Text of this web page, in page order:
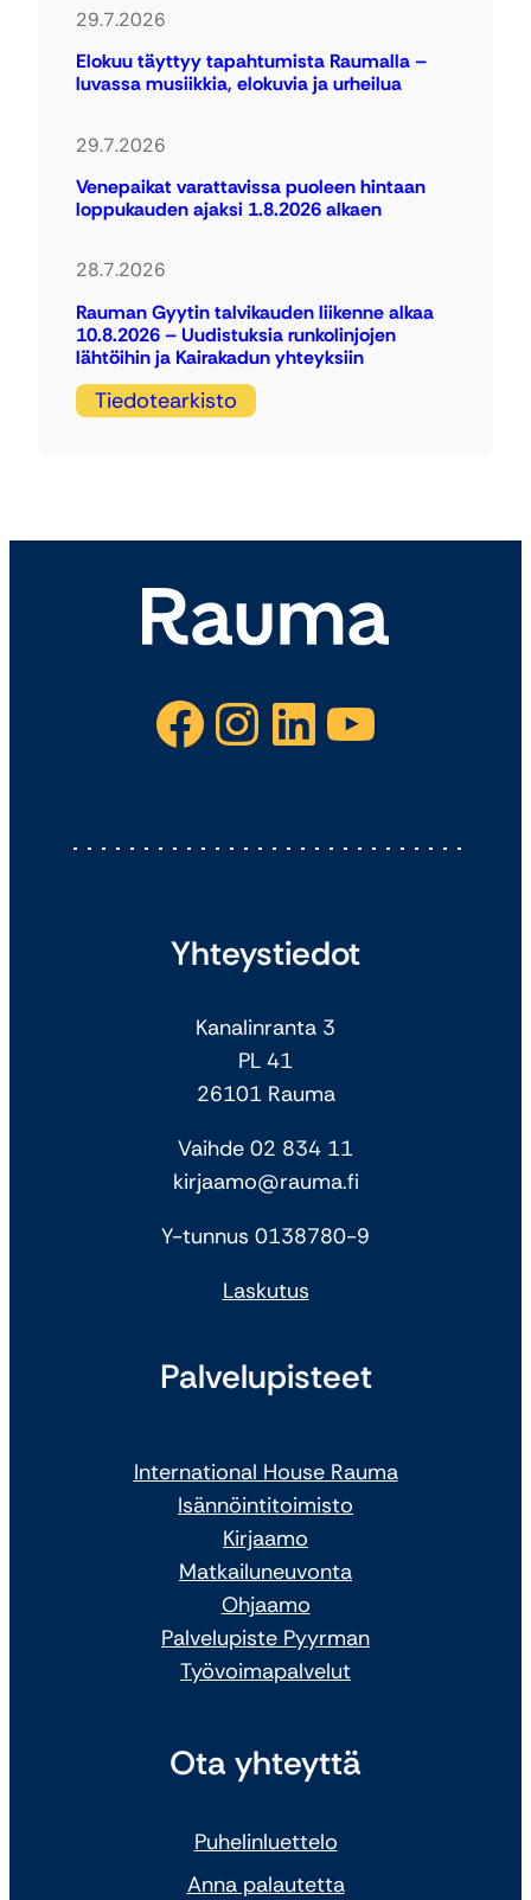
29.7.2026
Elokuu täyttyy tapahtumista Raumalla –
luvassa musiikkia, elokuvia ja urheilua
29.7.2026
Venepaikat varattavissa puoleen hintaan
loppukauden ajaksi 1.8.2026 alkaen
28.7.2026
Rauman Gyytin talvikauden liikenne alkaa
10.8.2026 – Uudistuksia runkolinjojen
lähtöihin ja Kairakadun yhteyksiin
Tiedotearkisto
Facebook Instagram LinkedIn YouTube
Yhteystiedot
Kanalinranta 3
PL 41
26101 Rauma
Vaihde 02 834 11
kirjaamo@rauma.fi
Y-tunnus 0138780-9
Laskutus
Palvelupisteet
International House Rauma
Isännöintitoimisto
Kirjaamo
Matkailuneuvonta
Ohjaamo
Palvelupiste Pyyrman
Työvoimapalvelut
Ota yhteyttä
Puhelinluettelo
Anna palautetta